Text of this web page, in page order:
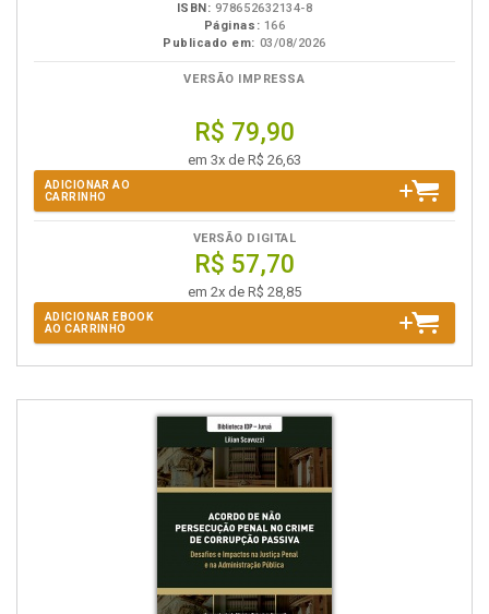
ISBN: 978652632134-8
Páginas: 166
Publicado em: 03/08/2026
VERSÃO IMPRESSA
R$ 79,90
em 3x de R$ 26,63
ADICIONAR AO
CARRINHO
VERSÃO DIGITAL
R$ 57,70
em 2x de R$ 28,85
ADICIONAR EBOOK
AO CARRINHO